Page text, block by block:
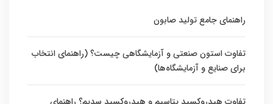
راهنمای جامع تولید صابون
تفاوت استون صنعتی و آزمایشگاهی چیست؟ (راهنمای انتخاب
برای صنایع و آزمایشگاه‌ها)